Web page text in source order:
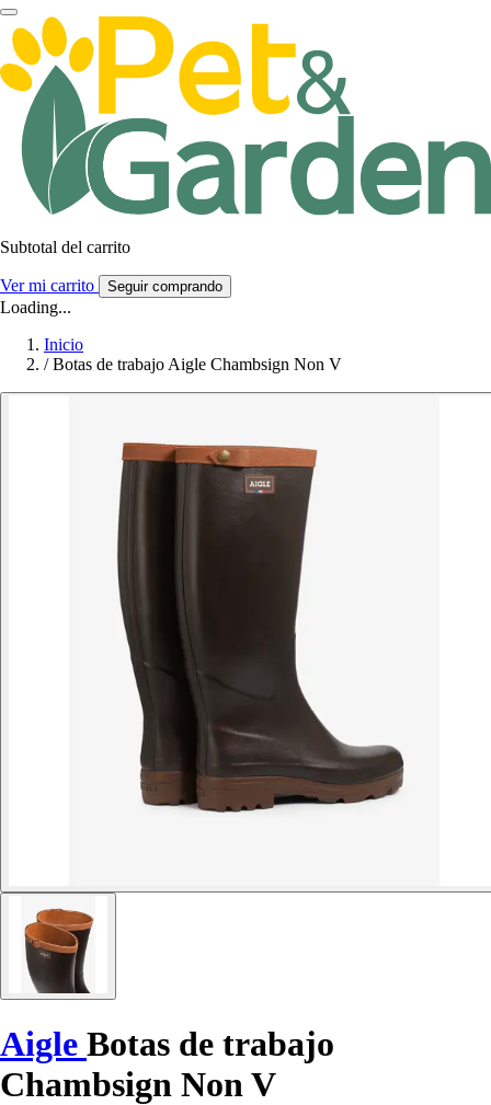
Subtotal del carrito
Ver mi carrito Seguir comprando
Loading...
Inicio
/ Botas de trabajo Aigle Chambsign Non V
Aigle Botas de trabajo
Chambsign Non V